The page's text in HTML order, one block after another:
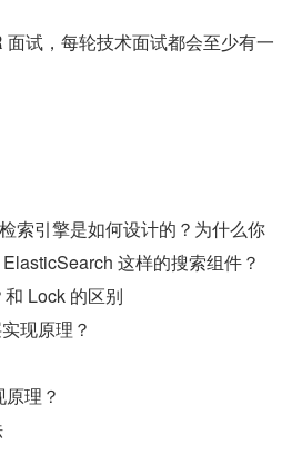
试，每轮技术面试都会至少有一
索引擎是如何设计的？为什么你
这样的搜索组件？
Lock 的区别
现原理？
理？